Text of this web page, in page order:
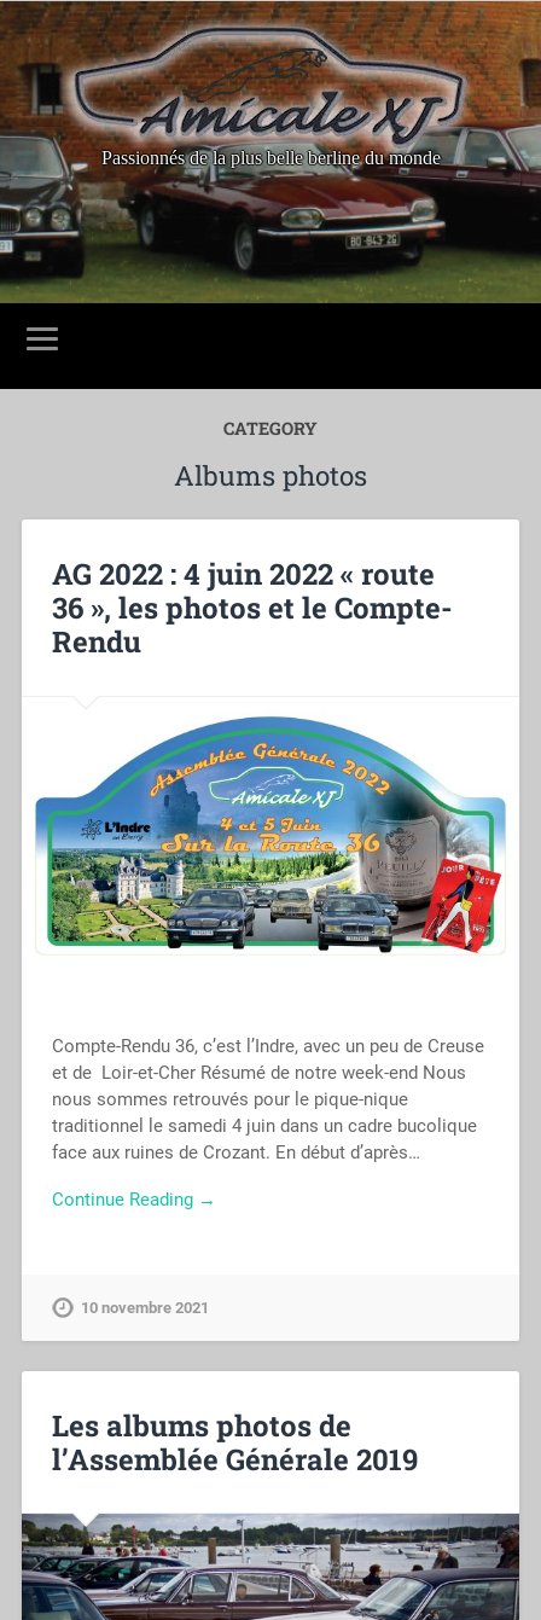
Passionnés de la plus belle berline du monde
CATEGORY
Albums photos
AG 2022 : 4 juin 2022 « route
36 », les photos et le Compte-
Rendu
Compte-Rendu 36, c’est l’Indre, avec un peu de Creuse
et de Loir-et-Cher Résumé de notre week-end Nous
nous sommes retrouvés pour le pique-nique
traditionnel le samedi 4 juin dans un cadre bucolique
face aux ruines de Crozant. En début d’après…
Continue Reading →
10 novembre 2021
Les albums photos de
l’Assemblée Générale 2019